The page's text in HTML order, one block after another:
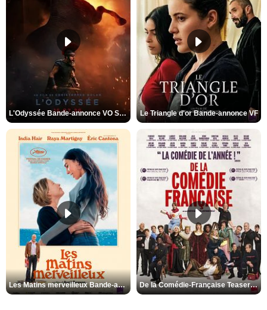
L'Odyssée Bande-annonce VO STFR Le Triangle d'or Bande-annonce VF
Les Matins merveilleux Bande-annonce VF De la Comédie-Française Teaser VF